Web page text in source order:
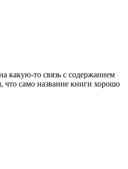
какую-то связь с содержанием
что само название книги хорошо